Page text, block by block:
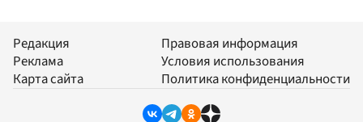
Редакция
Реклама
Карта сайта
Правовая информация
Условия использования
Политика конфиденциальности